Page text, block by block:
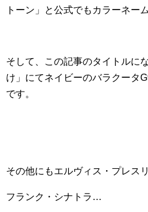
トーン」と公式でもカラーネー
そして、この記事のタイトルに
け」にてネイビーのバラクータ
です。
その他にもエルヴィス・プレス
フランク・シナトラ…